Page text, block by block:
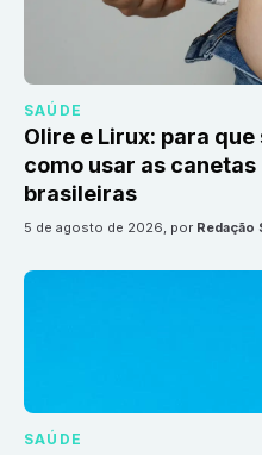
SAÚDE
Olire e Lirux: para
como usar as
brasileiras
5 de agosto de 2026, por Redação
SAÚDE